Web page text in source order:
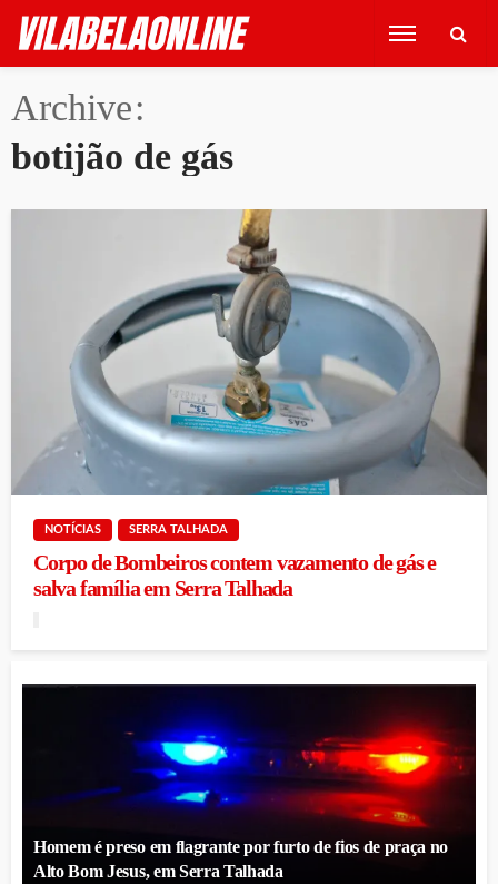
Archive
botijão de gás
NOTÍCIAS SERRA TALHADA
Corpo de Bombeiros contem vazamento de gás e
salva família em Serra Talhada
Homem é preso em flagrante por furto de fios de praça no
Alto Bom Jesus, em Serra Talhada